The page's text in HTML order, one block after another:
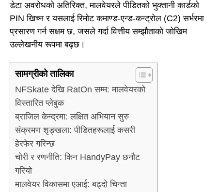
डेटा अवरोधको अतिरिक्त, मालवेयरले पीडितको भुक्तानी कार्डको
PIN खिच्न र यसलाई रिमोट कमाण्ड-एन्ड-कन्ट्रोल (C2) सर्भरमा
प्रसारण गर्न सक्षम छ, जसले गर्दा वित्तीय सम्झौताको जोखिम
उल्लेखनीय रूपमा बढ्छ।
सामग्रीको तालिका
NFSkate देखि RatOn सम्म: मालवेयरको
विस्तारित प्लेबुक
ब्राजिल केन्द्रमा: लक्षित अभियान सुरु
संक्रमण शृङ्खला: पीडितहरूलाई कसरी
हेरफेर गरिन्छ
चोरी र रणनीति: किन HandyPay छनौट
गरियो
मालवेयर विकासमा एआई: बढ्दो चिन्ता